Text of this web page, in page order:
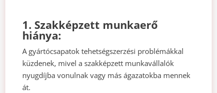
1. Szakképzett munkaerő
hiánya:
A gyártócsapatok tehetségszerzési problémákkal
küzdenek, mivel a szakképzett munkavállalók
nyugdíjba vonulnak vagy más ágazatokba mennek
át.